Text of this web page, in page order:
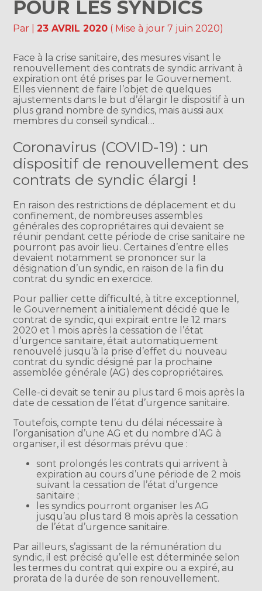
POUR LES SYNDICS
Par |23 AVRIL 2020 ( Mise à jour 7 juin 2020)
Face à la crise sanitaire, des mesures visant le
renouvellement des contrats de syndic arrivant à
expiration ont été prises par le Gouvernement.
Elles viennent de faire l’objet de quelques
ajustements dans le but d’élargir le dispositif à un
plus grand nombre de syndics, mais aussi aux
membres du conseil syndical…
Coronavirus (COVID-19) : un
dispositif de renouvellement des
contrats de syndic élargi !
En raison des restrictions de déplacement et du
confinement, de nombreuses assembles
générales des copropriétaires qui devaient se
réunir pendant cette période de crise sanitaire ne
pourront pas avoir lieu. Certaines d’entre elles
devaient notamment se prononcer sur la
désignation d’un syndic, en raison de la fin du
contrat du syndic en exercice.
Pour pallier cette difficulté, à titre exceptionnel,
le Gouvernement a initialement décidé que le
contrat de syndic, qui expirait entre le 12 mars
2020 et 1 mois après la cessation de l’état
d’urgence sanitaire, était automatiquement
renouvelé jusqu’à la prise d’effet du nouveau
contrat du syndic désigné par la prochaine
assemblée générale (AG) des copropriétaires.
Celle-ci devait se tenir au plus tard 6 mois après la
date de cessation de l’état d’urgence sanitaire.
Toutefois, compte tenu du délai nécessaire à
l’organisation d’une AG et du nombre d’AG à
organiser, il est désormais prévu que :
sont prolongés les contrats qui arrivent à
expiration au cours d’une période de 2 mois
suivant la cessation de l’état d’urgence
sanitaire ;
les syndics pourront organiser les AG
jusqu’au plus tard 8 mois après la cessation
de l’état d’urgence sanitaire.
Par ailleurs, s’agissant de la rémunération du
syndic, il est précisé qu’elle est déterminée selon
les termes du contrat qui expire ou a expiré, au
prorata de la durée de son renouvellement.